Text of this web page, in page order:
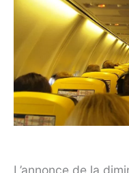
L’annonce de la